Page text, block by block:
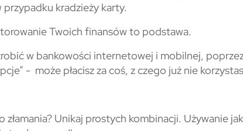
kradzieży karty.
Twoich finansów to podstawa.
w bankowości internetowej i mobilnej,
- może płacisz za coś, z czego już nie
Unikaj prostych kombinacji. Używanie